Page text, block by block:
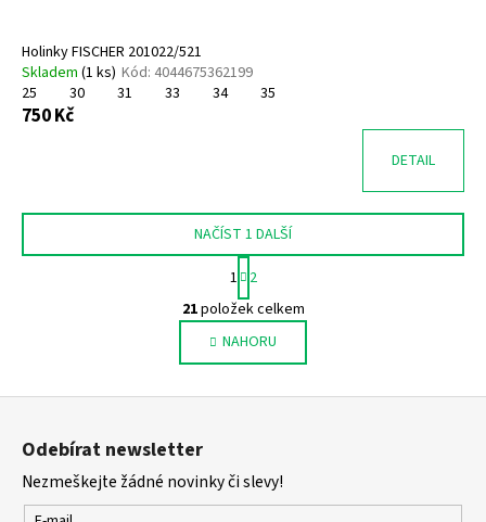
Holinky FISCHER 201022/521
Skladem (1 ks) Kód: 4044675362199
25
30 31 33 34 35
750 Kč
DETAIL
O
v
l
á
d
p
r
NAČÍST 1 DALŠÍ
S
t
r
á
n
k
o
í
1
2
21položek celkem
NAHORU
Z
Odebírat newsletter
Nezmeškejte žádné novinky či slevy!